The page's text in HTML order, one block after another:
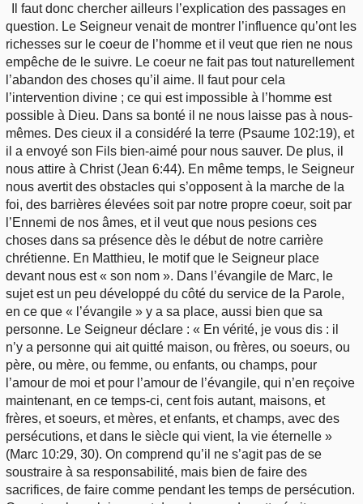
Il faut donc chercher ailleurs l’explication des passages en
question. Le Seigneur venait de montrer l’influence qu’ont les
richesses sur le coeur de l’homme et il veut que rien ne nous
empêche de le suivre. Le coeur ne fait pas tout naturellement
l’abandon des choses qu’il aime. Il faut pour cela
l’intervention divine ; ce qui est impossible à l’homme est
possible à Dieu. Dans sa bonté il ne nous laisse pas à nous-
mêmes. Des cieux il a considéré la terre (Psaume 102:19), et
il a envoyé son Fils bien-aimé pour nous sauver. De plus, il
nous attire à Christ (Jean 6:44). En même temps, le Seigneur
nous avertit des obstacles qui s’opposent à la marche de la
foi, des barrières élevées soit par notre propre coeur, soit par
l’Ennemi de nos âmes, et il veut que nous pesions ces
choses dans sa présence dès le début de notre carrière
chrétienne. En Matthieu, le motif que le Seigneur place
devant nous est « son nom ». Dans l’évangile de Marc, le
sujet est un peu développé du côté du service de la Parole,
en ce que « l’évangile » y a sa place, aussi bien que sa
personne. Le Seigneur déclare : « En vérité, je vous dis : il
n’y a personne qui ait quitté maison, ou frères, ou soeurs, ou
père, ou mère, ou femme, ou enfants, ou champs, pour
l’amour de moi et pour l’amour de l’évangile, qui n’en reçoive
maintenant, en ce temps-ci, cent fois autant, maisons, et
frères, et soeurs, et mères, et enfants, et champs, avec des
persécutions, et dans le siècle qui vient, la vie éternelle »
(Marc 10:29, 30). On comprend qu’il ne s’agit pas de se
soustraire à sa responsabilité, mais bien de faire des
sacrifices, de faire comme pendant les temps de persécution.